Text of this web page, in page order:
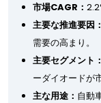
市場CAGR：
主要な推進要因：
需要の高まり。
主要セグメント：
ーダイオードが
主な用途： 自動